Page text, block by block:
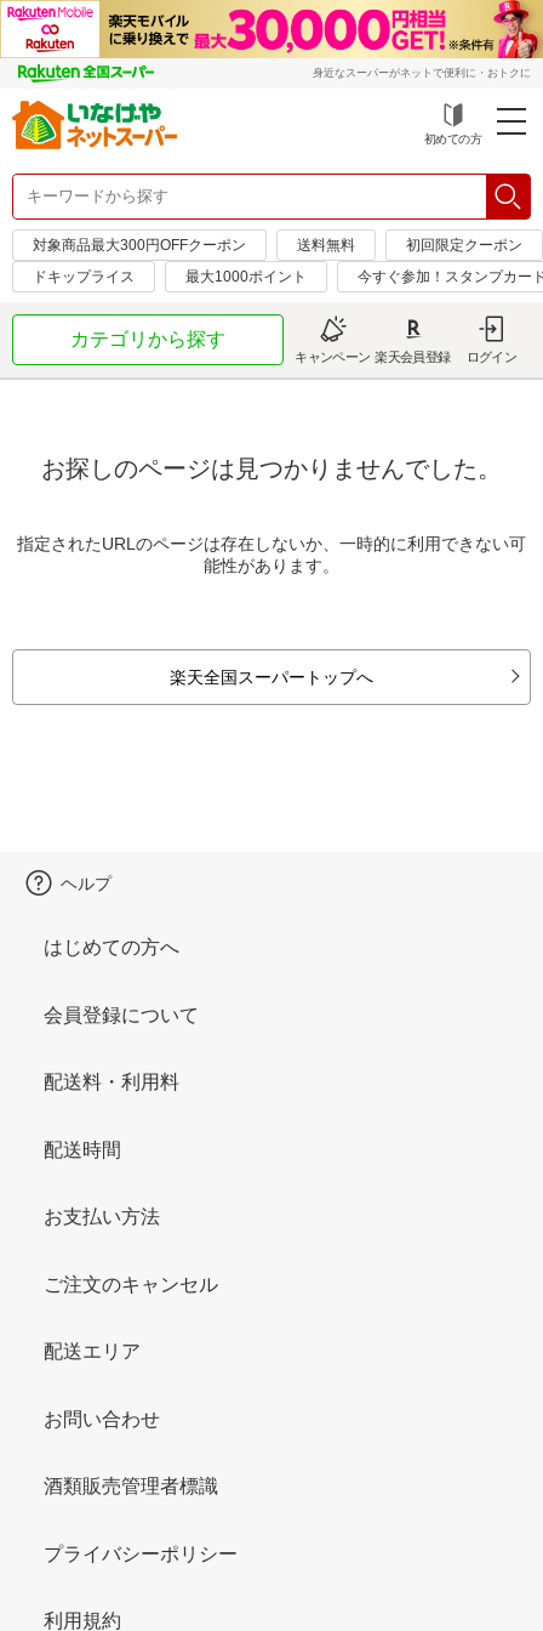
身近なスーパーがネットで便利に・おトクに
初めての方
対象商品最大300円OFFクーポン 送料無料
初回限定クーポン
ドキップライス
最大1000ポイント 今すぐ参加！スタンプカー
カテゴリから探す
キャンペーン 楽天会員登録 ログイン
お探しのページは見つかりませんでした。
指定されたURLのページは存在しないか、一時的に利用できない可
能性があります。
楽天全国スーパートップへ
ヘルプ
はじめての方へ
会員登録について
配送料・利用料
配送時間
お支払い方法
ご注文のキャンセル
配送エリア
お問い合わせ
酒類販売管理者標識
プライバシーポリシー
利用規約